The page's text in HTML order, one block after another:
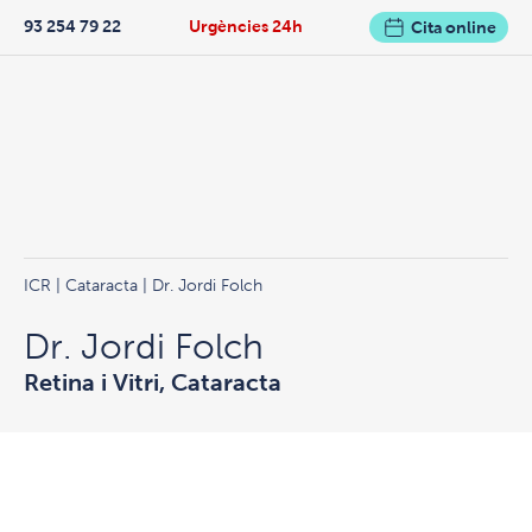
Urgències 24h
93 254 79 22 Cita online
ICR Cataracta | Dr. Jordi Folch
Dr. Jordi Folch
Retina i Vitri, Cataracta